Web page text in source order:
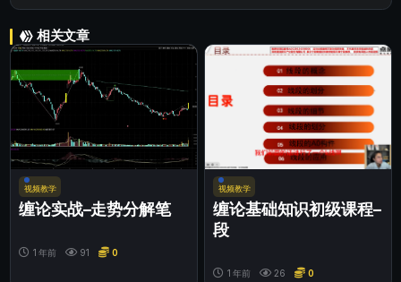
相关文章
视频教学
缠论实战–走势分解笔
1 年前 91 0
视频教学
缠论基础知识初级课程–
段
1 年前 26 0